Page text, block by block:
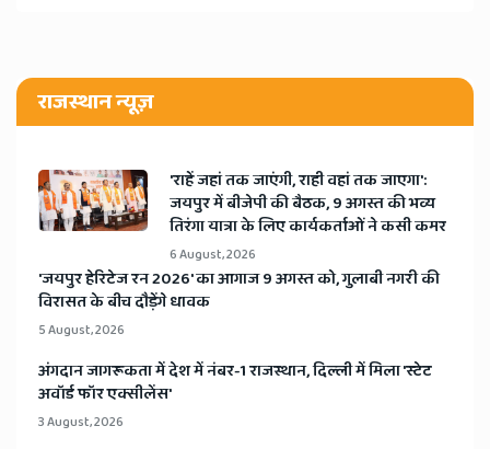
राजस्थान न्यूज़
'राहें जहां तक जाएंगी, राही वहां तक जाएगा':
जयपुर में बीजेपी की बैठक, 9 अगस्त की भव्य
तिरंगा यात्रा के लिए कार्यकर्ताओं ने कसी कमर
6 August, 2026
​'जयपुर हेरिटेज रन 2026' का आगाज 9 अगस्त को, गुलाबी नगरी की
विरासत के बीच दौड़ेंगे धावक
5 August, 2026
अंगदान जागरूकता में देश में नंबर-1 राजस्थान, दिल्ली में मिला 'स्टेट
अवॉर्ड फॉर एक्सीलेंस'
3 August, 2026